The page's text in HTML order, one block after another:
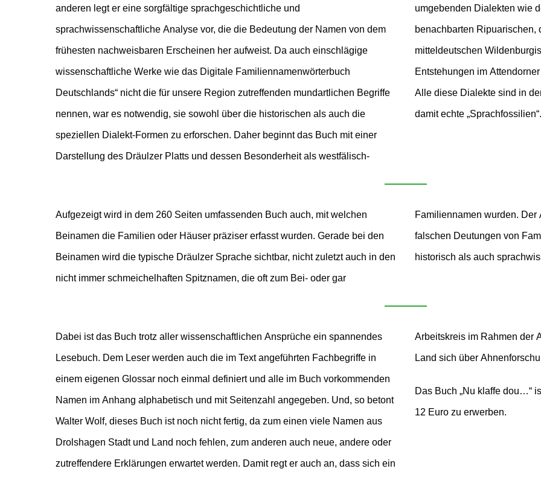
anderen legt er eine sorgfältige sprachgeschichtliche und
sprachwissenschaftliche Analyse vor, die die Bedeutung der Namen von dem
frühesten nachweisbaren Erscheinen her aufweist. Da auch einschlägige
wissenschaftliche Werke wie das Digitale Familiennamenwörterbuch
Deutschlands“ nicht die für unsere Region zutreffenden mundartlichen Begriffe
nennen, war es notwendig, sie sowohl über die historischen als auch die
speziellen Dialekt-Formen zu erforschen. Daher beginnt das Buch mit einer
Darstellung des Dräulzer Platts und dessen Besonderheit als westfälisch-
umgebenden Dialekten wie dem bergischen Niederfränkisch, dem
benachbarten Ripuarischen, dem Wendschen Platt und zu Namen aus dem
mitteldeutschen Wildenburgischen zur Klärung beitrugen, wie auch
Entstehungen im Attendorner Platt oder dem moselfränkischen Siegerländisch.
Alle diese Dialekte sind in den Drolshagener Familiennamen zu finden, sie sind
damit echte „Sprachfossilien“.
Aufgezeigt wird in dem 260 Seiten umfassenden Buch auch, mit welchen
Beinamen die Familien oder Häuser präziser erfasst wurden. Gerade bei den
Beinamen wird die typische Dräulzer Sprache sichtbar, nicht zuletzt auch in den
nicht immer schmeichelhaften Spitznamen, die oft zum Bei- oder gar
Familiennamen wurden. Der Autor räumt auch mit unzureichenden oder
falschen Deutungen von Familien- oder Beinamen auf, in dem er sie sowohl
historisch als auch
Dabei ist das Buch trotz aller wissenschaftlichen Ansprüche ein spannendes
Lesebuch. Dem Leser werden auch die im Text angeführten Fachbegriffe in
einem eigenen Glossar noch einmal definiert und alle im Buch vorkommenden
Namen im Anhang alphabetisch und mit Seitenzahl angegeben. Und, so betont
Walter Wolf, dieses Buch ist noch nicht fertig, da zum einen viele Namen aus
Drolshagen Stadt und Land noch fehlen, zum anderen auch neue, andere oder
zutreffendere Erklärungen erwartet werden. Damit regt er auch an, dass sich ein
Arbeitskreis im Rahmen der Arbeit des Heimatvereins für das Drolshagener
Land sich über
Das Buch „Nu klaffe dou…“ ist im lokalen Buchhandel und über das Internet für
12 Euro zu erwerben.